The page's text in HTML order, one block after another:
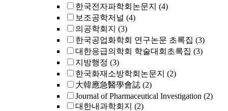
한국전자파학회논문지 (4)
보조공학저널 (4)
의공학회지 (3)
한국공업화학회 연구논문 초록집 (3)
대한응급의학회 학술대회초록집 (3)
지방행정 (3)
한국화재소방학회논문지 (2)
大韓應急醫學會誌 (2)
Journal of Pharmaceutical Investigation (2)
대한내과학회지 (2)